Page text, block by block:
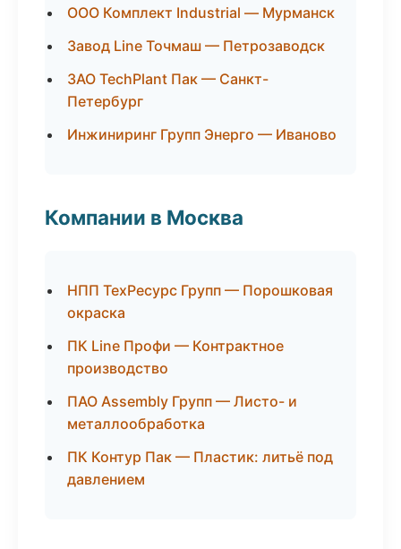
ООО Комплект Industrial — Мурманск
Завод Line Точмаш — Петрозаводск
ЗАО TechPlant Пак — Санкт-
Петербург
Инжиниринг Групп Энерго — Иваново
Компании в Москва
НПП ТехРесурс Групп — Порошковая
окраска
ПК Line Профи — Контрактное
производство
ПАО Assembly Групп — Листо- и
металлообработка
ПК Контур Пак — Пластик: литьё под
давлением